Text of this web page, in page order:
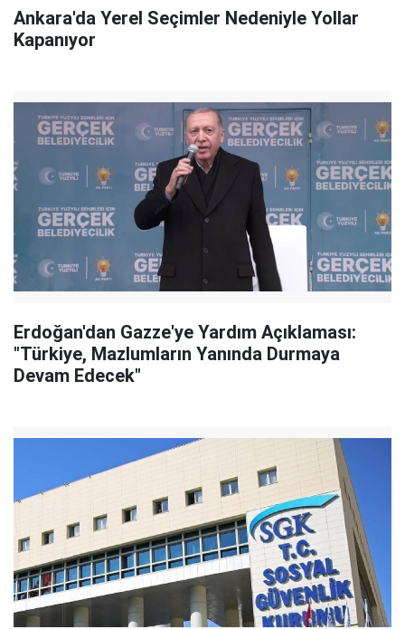
Ankara'da Yerel Seçimler Nedeniyle Yollar
Kapanıyor
Erdoğan'dan Gazze'ye Yardım Açıklaması:
"Türkiye, Mazlumların Yanında Durmaya
Devam Edecek"